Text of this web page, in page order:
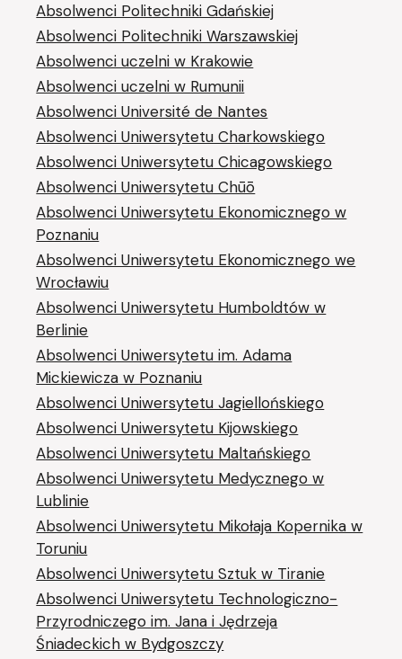
Absolwenci Politechniki Gdańskiej
Absolwenci Politechniki Warszawskiej
Absolwenci uczelni w Krakowie
Absolwenci uczelni w Rumunii
Absolwenci Université de Nantes
Absolwenci Uniwersytetu Charkowskiego
Absolwenci Uniwersytetu Chicagowskiego
Absolwenci Uniwersytetu Chūō
Absolwenci Uniwersytetu Ekonomicznego w
Poznaniu
Absolwenci Uniwersytetu Ekonomicznego we
Wrocławiu
Absolwenci Uniwersytetu Humboldtów w
Berlinie
Absolwenci Uniwersytetu im. Adama
Mickiewicza w Poznaniu
Absolwenci Uniwersytetu Jagiellońskiego
Absolwenci Uniwersytetu Kijowskiego
Absolwenci Uniwersytetu Maltańskiego
Absolwenci Uniwersytetu Medycznego w
Lublinie
Absolwenci Uniwersytetu Mikołaja Kopernika w
Toruniu
Absolwenci Uniwersytetu Sztuk w Tiranie
Absolwenci Uniwersytetu Technologiczno-
Przyrodniczego im. Jana i Jędrzeja
Śniadeckich w Bydgoszczy